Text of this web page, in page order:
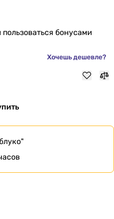
пользоваться бонусами
Хочешь дешевле?